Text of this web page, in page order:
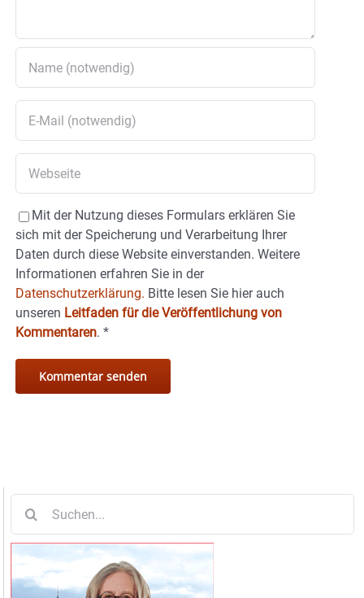
Mit der Nutzung dieses Formulars erklären Sie
sich mit der Speicherung und Verarbeitung Ihrer
Daten durch diese Website einverstanden. Weitere
Informationen erfahren Sie in der
Datenschutzerklärung. Bitte lesen Sie hier auch
unseren Leitfaden für die Veröffentlichung von
Kommentaren. *
nach: